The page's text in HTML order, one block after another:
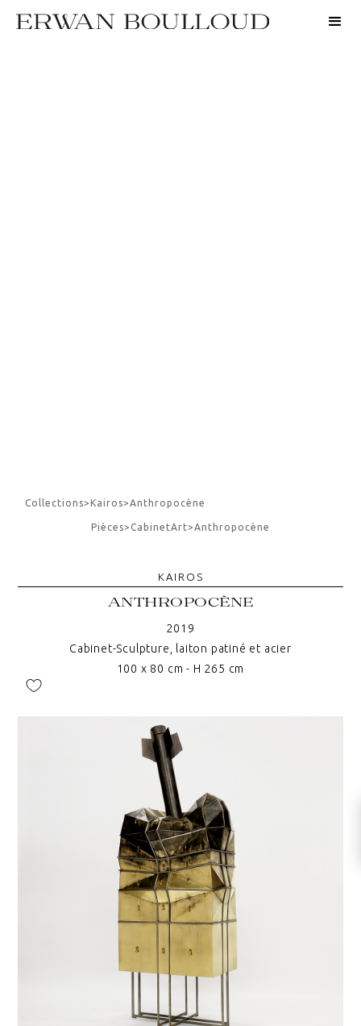
Collections>Kairos> Anthropocène
Pièces> CabinetArt> Anthropocène
KAIROS
ANTHROPOCÈNE
2019
Cabinet-Sculpture, laiton patiné et acier
100 x 80 cm - H 265 cm